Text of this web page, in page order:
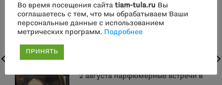
Фотоконкурс: «Русская
цивилизация». Приглашаем к
2 августа парфюмерные встречи в
Во время посещения сайта tiam-tula.ru Вы
соглашаетесь с тем, что мы обрабатываем Ваши
персональные данные с использованием
метрических программ.
Подробнее
ПРИНЯТЬ